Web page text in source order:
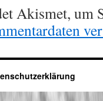
Akismet, um